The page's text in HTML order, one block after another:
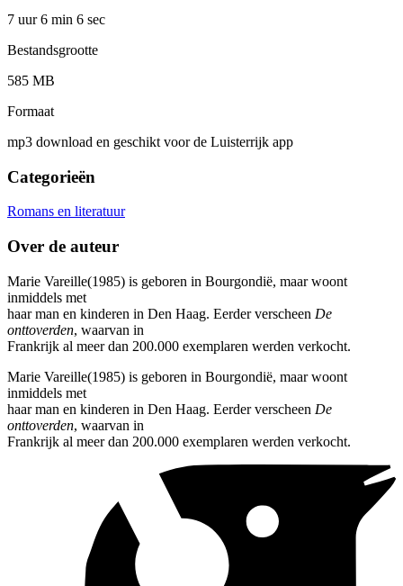
7 uur 6 min 6 sec
Bestandsgrootte
585 MB
Formaat
mp3 download en geschikt voor de Luisterrijk app
Categorieën
Romans en literatuur
Over de auteur
Marie Vareille(1985) is geboren in Bourgondië, maar woont
inmiddels met
haar man en kinderen in Den Haag. Eerder verscheen De
onttoverden, waarvan in
Frankrijk al meer dan 200.000 exemplaren werden verkocht.
Marie Vareille(1985) is geboren in Bourgondië, maar woont
inmiddels met
haar man en kinderen in Den Haag. Eerder verscheen De
onttoverden, waarvan in
Frankrijk al meer dan 200.000 exemplaren werden verkocht.